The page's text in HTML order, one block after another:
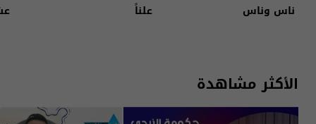
ناس وناس علناً
الأكثر مشاهدة